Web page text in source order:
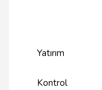
Yatırım
Kontrol